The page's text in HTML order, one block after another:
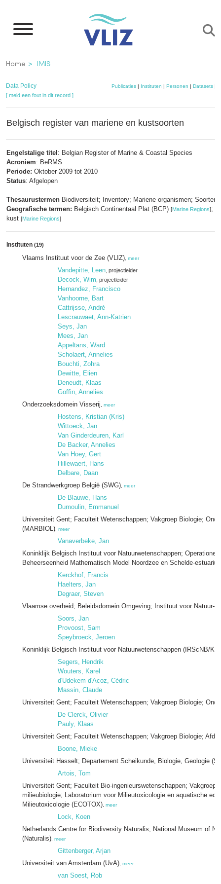
naar
inhoud
gaan
Kruimelpad
Home IMIS
Data Policy Publicaties | Instituten | Personen | Datasets
[ meld een fout in dit record ]
Belgisch register van mariene en kustsoorten
Engelstalige titel : Belgian Register of Marine & Coastal Species
Acroniem: BeRMS
Periode: Oktober 2009 tot 2010
Status: Afgelopen
Thesaurustermen Biodiversiteit; Inventory; Mariene organismen;
Geografische termen: Belgisch Continentaal Plat (BCP) [Marine Regions];
kust [Marine Regions]
Instituten (19)
Vlaams Instituut voor de Zee (VLIZ) meer
Vandepitte, Leen , projectleider
Decock, Wim , projectleider
Hernandez, Francisco
Vanhoorne, Bart
Cattrijsse, André
Lescrauwaet, Ann-Katrien
Seys, Jan
Mees, Jan
Appeltans, Ward
Scholaert, Annelies
Bouchti, Zohra
Dewitte, Elien
Deneudt, Klaas
Goffin, Annelies
Onderzoeksdomein Visserij
meer
Hostens, Kristian (Kris)
Wittoeck, Jan
Van Ginderdeuren, Karl
De Backer, Annelies
Van Hoey, Gert
Hillewaert, Hans
Delbare, Daan
De Strandwerkgroep België (SWG) meer
De Blauwe, Hans
Dumoulin, Emmanuel
Universiteit Gent; Faculteit Wetenschappen; Vakgroep Biologie;
(MARBIOL) meer
Vanaverbeke, Jan
Koninklijk Belgisch Instituut voor Natuurwetenschappen;
Beheerseenheid Mathematisch Model Noordzee en Schelde-
Kerckhof, Francis
Haelters, Jan
Degraer, Steven
Vlaamse overheid; Beleidsdomein Omgeving; Instituut voor Natuur-
Soors, Jan
Provoost, Sam
Speybroeck, Jeroen
Koninklijk Belgisch Instituut voor Natuurwetenschappen (IRScNB/
Segers, Hendrik
Wouters, Karel
d'Udekem d'Acoz, Cédric
Massin, Claude
Universiteit Gent; Faculteit Wetenschappen; Vakgroep Biologie;
De Clerck, Olivier
Pauly, Klaas
Universiteit Gent; Faculteit Wetenschappen; Vakgroep Biologie;
Boone, Mieke
Universiteit Hasselt; Departement Scheikunde, Biologie, Geologie
Artois, Tom
Universiteit Gent; Faculteit Bio-ingenieurswetenschappen; Vakgroep
milieubiologie; Laboratorium voor Milieutoxicologie en aquatische
Milieutoxicologie (ECOTOX) meer
Lock, Koen
Netherlands Centre for Biodiversity Naturalis; National Museum of
(Naturalis) meer
Gittenberger, Arjan
Universiteit van Amsterdam (UvA) meer
van Soest, Rob